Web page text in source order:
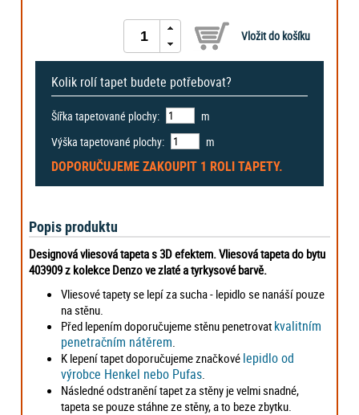
Kolik rolí tapet budete potřebovat?
Šířka tapetované plochy:
m
Výška tapetované plochy:
m
DOPORUČUJEME ZAKOUPIT 1 ROLITAPETY.
Popis produktu
Designová vliesová tapeta s 3D efektem. Vliesová tapeta do bytu
403909 z kolekce Denzo ve zlaté a tyrkysové barvě.
Vliesové tapety se lepí za sucha - lepidlo se nanáší pouze
na stěnu.
Před lepením doporučujeme stěnu penetrovat kvalitním
penetračním nátěrem
K lepení tapet doporučujeme značkové lepidlo od
výrobce Henkel nebo Pufas
Následné odstranění tapet za stěny je velmi snadné,
tapeta se pouze stáhne ze stěny, a to beze zbytku.